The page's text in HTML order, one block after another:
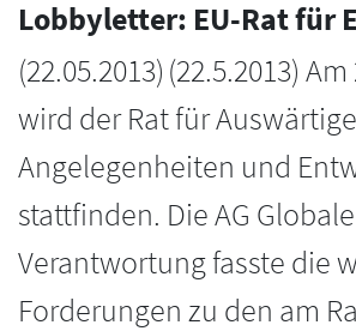
Lobbyletter: EU-Rat für
(22.05.2013) (22.5.2013)
wird der Rat für Auswärtige
Angelegenheiten und
stattfinden. Die AG Globale
Verantwortung fasste die
Forderungen zu den am